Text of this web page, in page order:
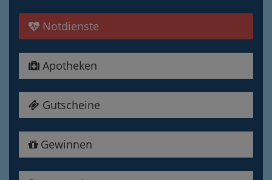
Notdienste
Apotheken
Gutscheine
Gewinnen